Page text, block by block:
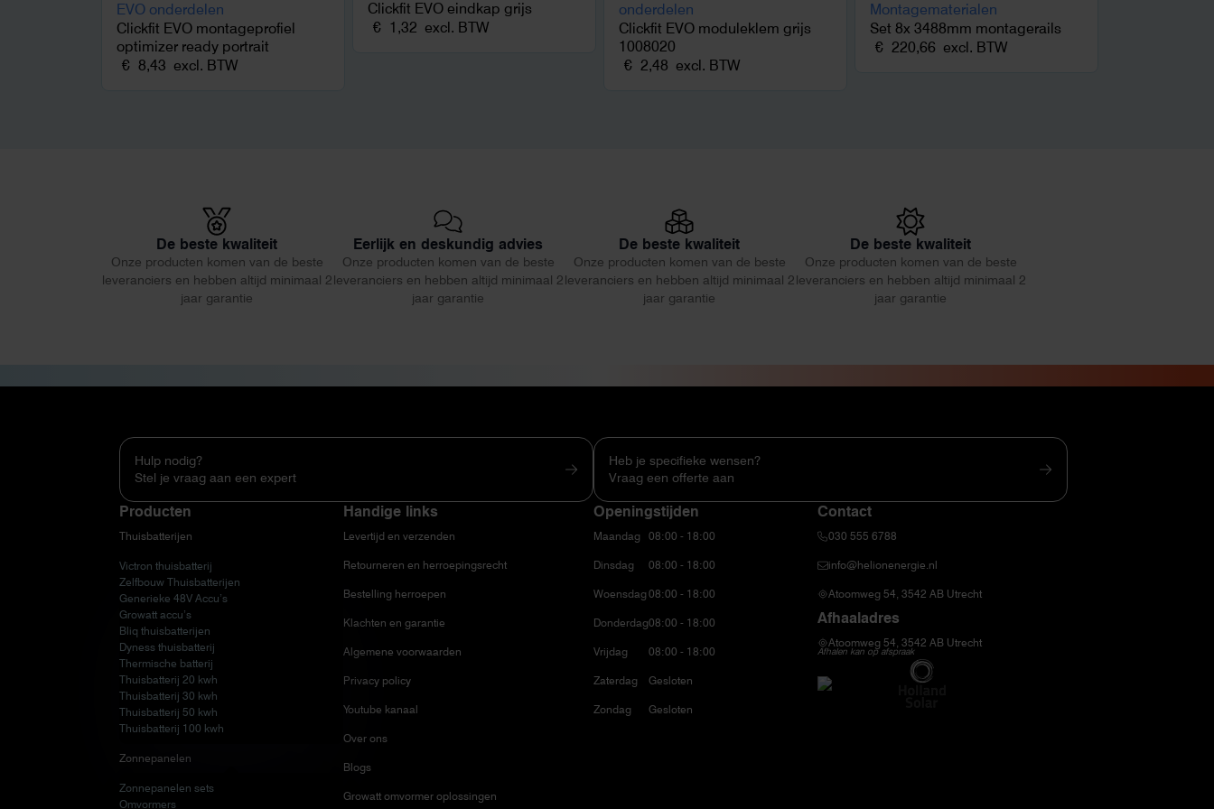
Clickfit EVO montageprofiel
optimizer ready portrait
€ 8,43 excl. BTW
Clickfit EVO eindkap grijs
€ 1,32 excl. BTW
Clickfit EVO moduleklem grijs
1008020
€ 2,48 excl. BTW
Set 8x 3488mm montagerails
€ 220,66 excl. BTW
De beste kwaliteit
Onze producten komen van de beste
leveranciers en hebben altijd minimaal 2
jaar garantie
Eerlijk en deskundig advies
Onze producten komen van de beste
leveranciers en hebben altijd minimaal 2
jaar garantie
De beste kwaliteit
Onze producten komen van de beste
leveranciers en hebben altijd minimaal 2
jaar garantie
De beste kwaliteit
Onze producten komen van de beste
leveranciers en hebben altijd minimaal 2
jaar garantie
Hulp nodig?
Stel je vraag aan een expert
Producten
Thuisbatterijen
Victron thuisbatterij
Zelfbouw Thuisbatterijen
Generieke 48V Accu’s
Growatt accu’s
Bliq thuisbatterijen
Dyness thuisbatterij
Thermische batterij
Thuisbatterij 20 kwh
Thuisbatterij 30 kwh
Thuisbatterij 50 kwh
Thuisbatterij 100 kwh
Zonnepanelen
Zonnepanelen sets
Omvormers
Handige links
Levertijd en verzenden
Retourneren en herroepingsrecht
Bestelling herroepen
Klachten en garantie
Algemene voorwaarden
Privacy policy
Youtube kanaal
Over ons
Blogs
Growatt omvormer oplossingen
Heb je specifieke wensen?
Vraag een offerte aan
Openingstijden
Maandag
Dinsdag
Woensdag
Donderdag
Vrijdag
Zaterdag
Zondag
08:00 - 18:00
08:00 - 18:00
08:00 - 18:00
08:00 - 18:00
08:00 - 18:00
Gesloten
Gesloten
Contact
030 555 6788
info@helionenergie.nl
Atoomweg 54, 3542 AB Utrecht
Afhaaladres
Atoomweg 54, 3542 AB Utrecht
Afhalen kan op afspraak